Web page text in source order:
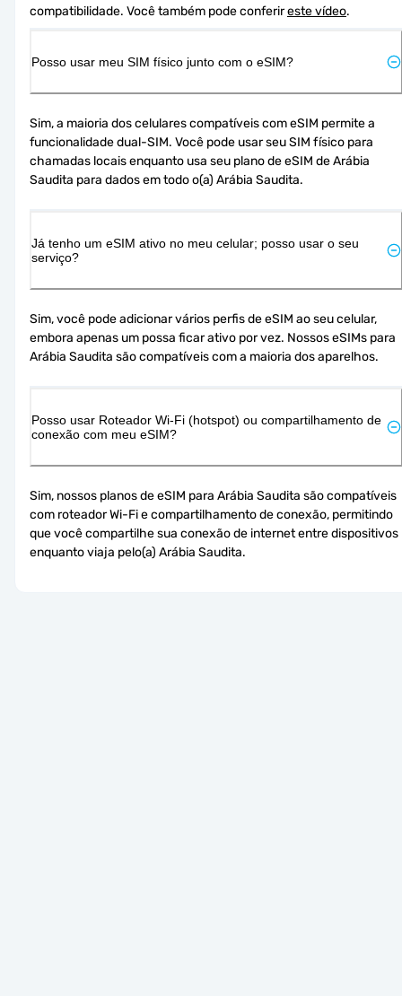
compatibilidade. Você também pode conferir este vídeo.
Posso usar meu SIM físico junto com o eSIM?
Sim, a maioria dos celulares compatíveis com eSIM permite a
funcionalidade dual-SIM. Você pode usar seu SIM físico para
chamadas locais enquanto usa seu plano de eSIM de Arábia
Saudita para dados em todo o(a) Arábia Saudita.
Já tenho um eSIM ativo no meu celular; posso usar o seu
serviço?
Sim, você pode adicionar vários perfis de eSIM ao seu celular,
embora apenas um possa ficar ativo por vez. Nossos eSIMs para
Arábia Saudita são compatíveis com a maioria dos aparelhos.
Posso usar Roteador Wi-Fi (hotspot) ou compartilhamento de
conexão com meu eSIM?
Sim, nossos planos de eSIM para Arábia Saudita são compatíveis
com roteador Wi-Fi e compartilhamento de conexão, permitindo
que você compartilhe sua conexão de internet entre dispositivos
enquanto viaja pelo(a) Arábia Saudita.